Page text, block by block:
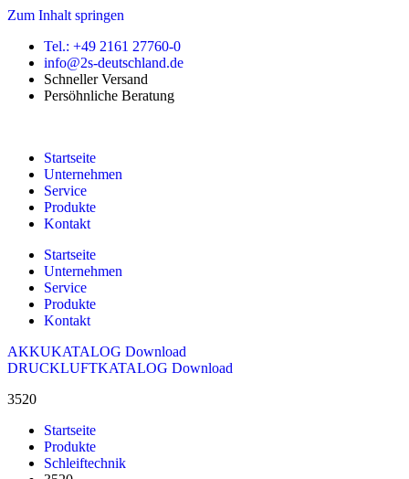
Zum Inhalt springen
Tel.: +49 2161 27760-0
info@2s-deutschland.de
Schneller Versand
Persöhnliche Beratung
Startseite
Unternehmen
Service
Produkte
Kontakt
Startseite
Unternehmen
Service
Produkte
Kontakt
AKKUKATALOG Download
DRUCKLUFTKATALOG Download
3520
Startseite
Produkte
Schleiftechnik